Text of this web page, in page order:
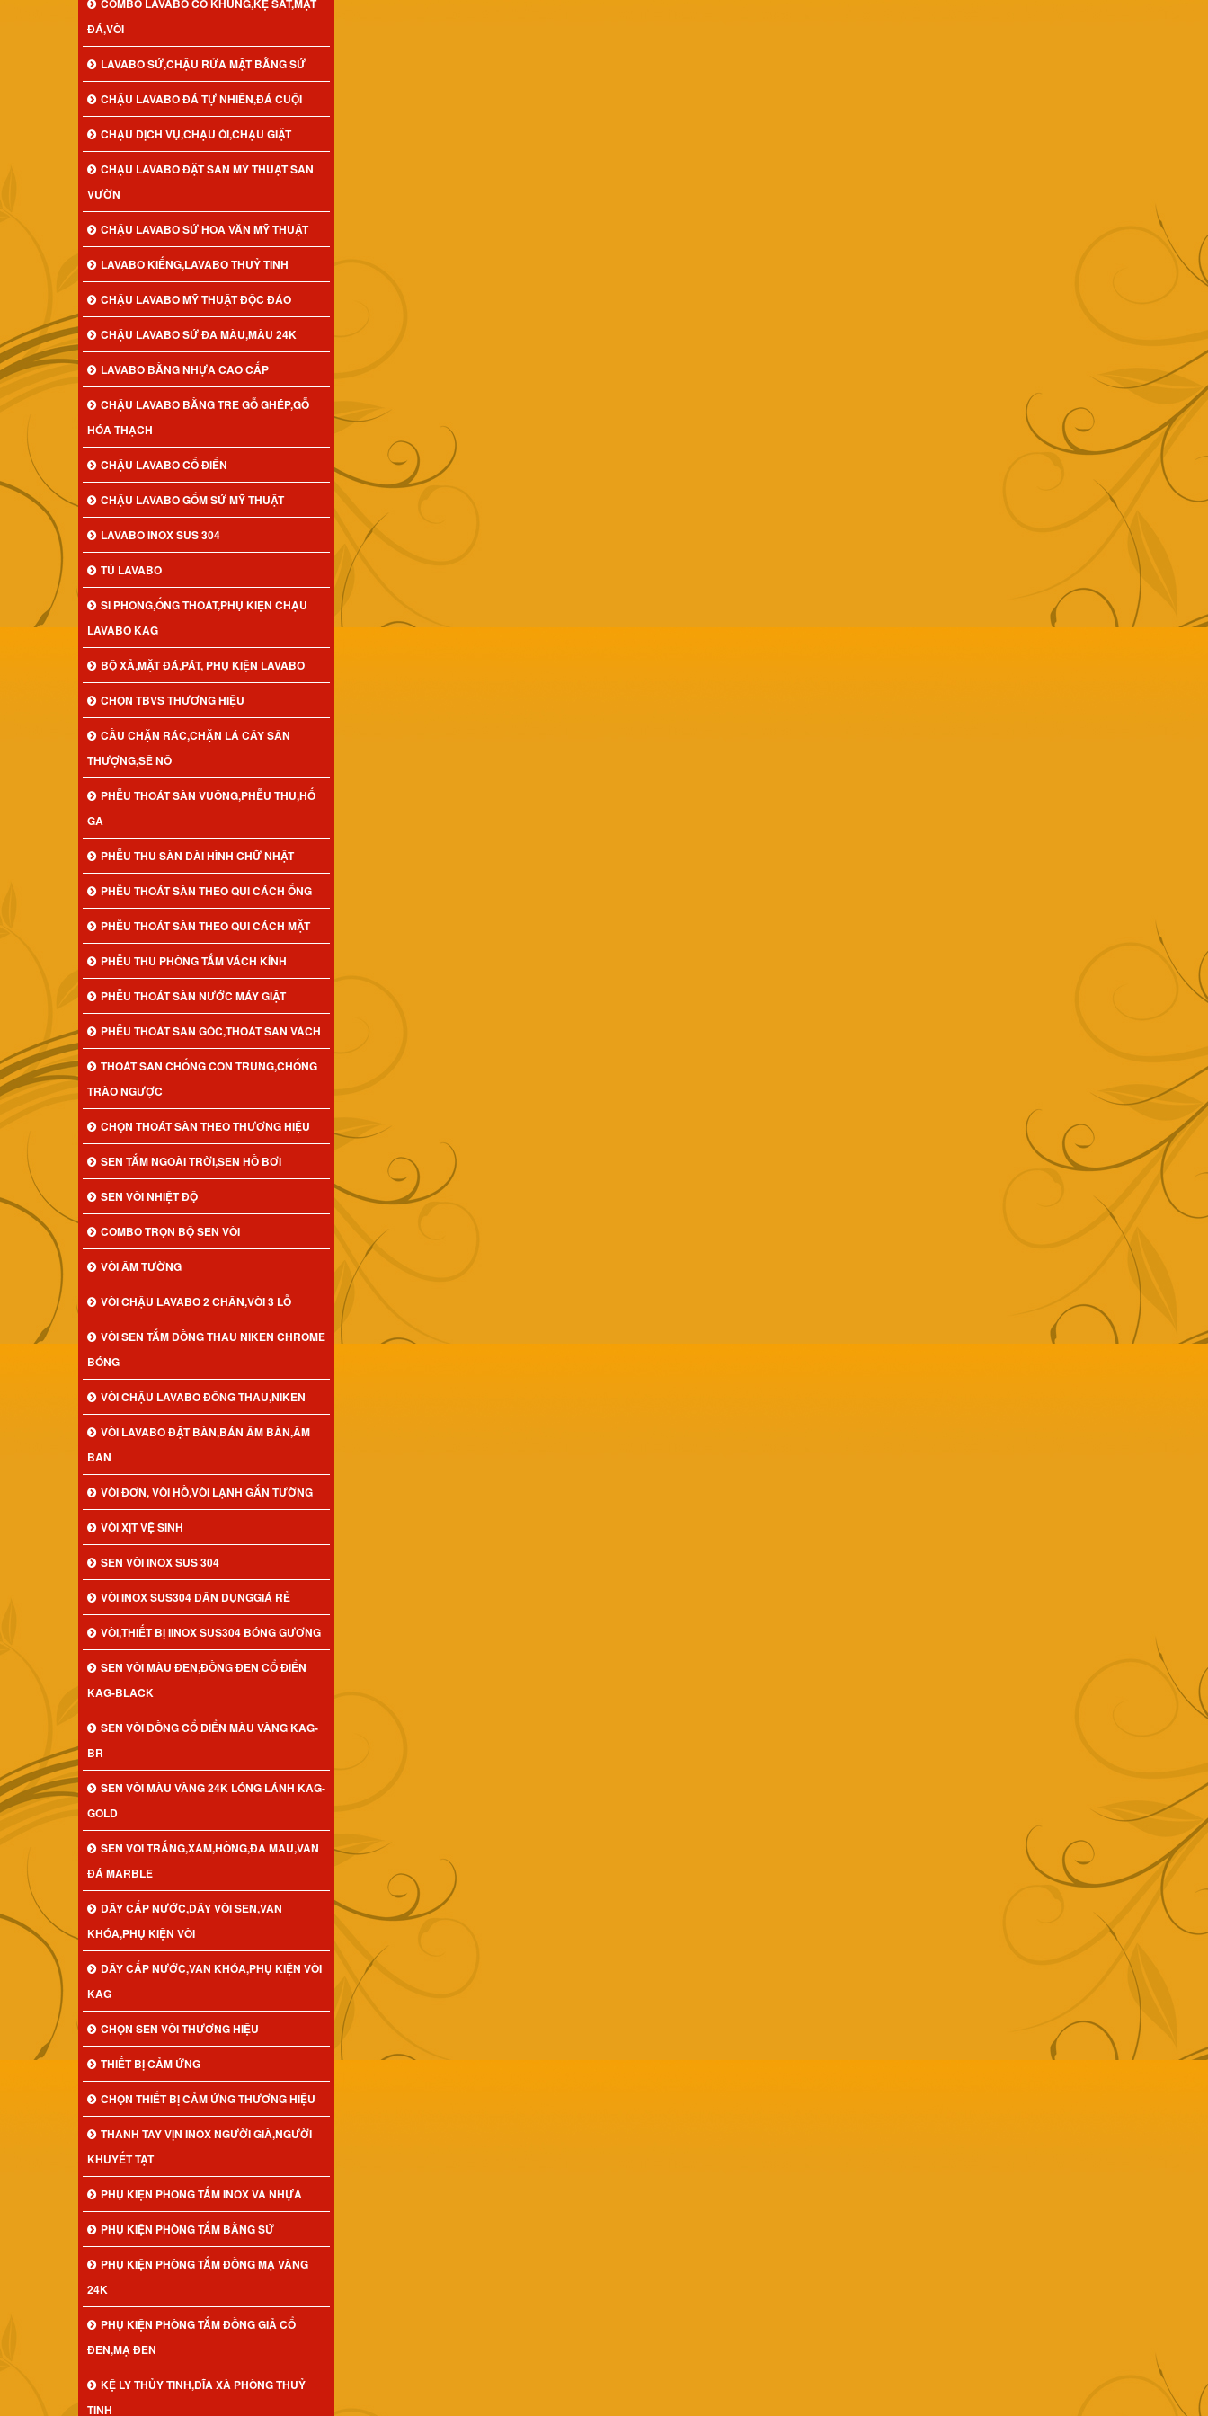
COMBO LAVABO CÓ KHUNG,KỆ SẮT,MẶT
ĐÁ,VÒI
LAVABO SỨ,CHẬU RỬA MẶT BẰNG SỨ
CHẬU LAVABO ĐÁ TỰ NHIÊN,ĐÁ CUỘI
CHẬU DỊCH VỤ,CHẬU ÓI,CHẬU GIẶT
CHẬU LAVABO ĐẶT SÀN MỸ THUẬT SÂN
VƯỜN
CHẬU LAVABO SỨ HOA VĂN MỸ THUẬT
LAVABO KIẾNG,LAVABO THUỶ TINH
CHẬU LAVABO MỸ THUẬT ĐỘC ĐÁO
CHẬU LAVABO SỨ ĐA MÀU,MÀU 24K
LAVABO BẰNG NHỰA CAO CẤP
CHẬU LAVABO BẰNG TRE GỖ GHÉP,GỖ
HÓA THẠCH
CHẬU LAVABO CỔ ĐIỂN
CHẬU LAVABO GỐM SỨ MỸ THUẬT
LAVABO INOX SUS 304
TỦ LAVABO
SI PHÔNG,ỐNG THOÁT,PHỤ KIỆN CHẬU
LAVABO KAG
BỘ XẢ,MẶT ĐÁ,PÁT, PHỤ KIỆN LAVABO
CHỌN TBVS THƯƠNG HIỆU
CẦU CHẶN RÁC,CHẶN LÁ CÂY SÂN
THƯỢNG,SÊ NÔ
PHỄU THOÁT SÀN VUÔNG,PHỄU THU,HỐ
GA
PHỄU THU SÀN DÀI HÌNH CHỮ NHẬT
PHỄU THOÁT SÀN THEO QUI CÁCH ỐNG
PHỄU THOÁT SÀN THEO QUI CÁCH MẶT
PHỄU THU PHÒNG TẮM VÁCH KÍNH
PHỄU THOÁT SÀN NƯỚC MÁY GIẶT
PHỄU THOÁT SÀN GÓC,THOÁT SÀN VÁCH
THOÁT SÀN CHỐNG CÔN TRÙNG,CHỐNG
TRÀO NGƯỢC
CHỌN THOÁT SÀN THEO THƯƠNG HIỆU
SEN TẮM NGOÀI TRỜI,SEN HỒ BƠI
SEN VÒI NHIỆT ĐỘ
COMBO TRỌN BỘ SEN VÒI
VÒI ÂM TƯỜNG
VÒI CHẬU LAVABO 2 CHÂN,VÒI 3 LỖ
VÒI SEN TẮM ĐỒNG THAU NIKEN CHROME
BÓNG
VÒI CHẬU LAVABO ĐỒNG THAU,NIKEN
VÒI LAVABO ĐẶT BÀN,BÁN ÂM BÀN,ÂM
BÀN
VÒI ĐƠN, VÒI HỒ,VÒI LẠNH GẮN TƯỜNG
VÒI XỊT VỆ SINH
SEN VÒI INOX SUS 304
VÒI INOX SUS304 DÂN DỤNGGIÁ RẺ
VÒI,THIẾT BỊ IINOX SUS304 BÓNG GƯƠNG
SEN VÒI MÀU ĐEN,ĐỒNG ĐEN CỔ ĐIỂN
KAG-BLACK
SEN VÒI ĐỒNG CỔ ĐIỂN MÀU VÀNG KAG-
BR
SEN VÒI MÀU VÀNG 24K LÓNG LÁNH KAG-
GOLD
SEN VÒI TRẮNG,XÁM,HỒNG,ĐA MÀU,VÂN
ĐÁ MARBLE
DÂY CẤP NƯỚC,DÂY VÒI SEN,VAN
KHÓA,PHỤ KIỆN VÒI
DÂY CẤP NƯỚC,VAN KHÓA,PHỤ KIỆN VÒI
KAG
CHỌN SEN VÒI THƯƠNG HIỆU
THIẾT BỊ CẢM ỨNG
CHỌN THIẾT BỊ CẢM ỨNG THƯƠNG HIỆU
THANH TAY VỊN INOX NGƯỜI GIÀ,NGƯỜI
KHUYẾT TẬT
PHỤ KIỆN PHÒNG TẮM INOX VÀ NHỰA
PHỤ KIỆN PHÒNG TẮM BẰNG SỨ
PHỤ KIỆN PHÒNG TẮM ĐỒNG MẠ VÀNG
24K
PHỤ KIỆN PHÒNG TẮM ĐỒNG GIẢ CỔ
ĐEN,MẠ ĐEN
KỆ LY THỦY TINH,DĨA XÀ PHÒNG THUỶ
TINH